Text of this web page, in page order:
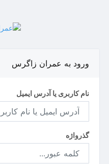
ورود به عمران زاگرس
نام کاربری یا آدرس ایمیل
گذرواژه